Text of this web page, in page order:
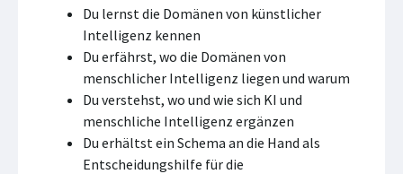
Du lernst die Domänen von künstlicher
Intelligenz kennen
Du erfährst, wo die Domänen von
menschlicher Intelligenz liegen und warum
Du verstehst, wo und wie sich KI und
menschliche Intelligenz ergänzen
Du erhältst ein Schema an die Hand als
Entscheidungshilfe für die